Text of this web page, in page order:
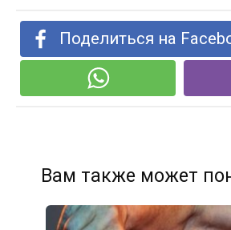
Поделиться на
Вам также может